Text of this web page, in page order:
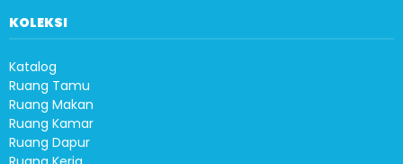
KOLEKSI
Katalog
Ruang Tamu
Ruang Makan
Ruang Kamar
Ruang Dapur